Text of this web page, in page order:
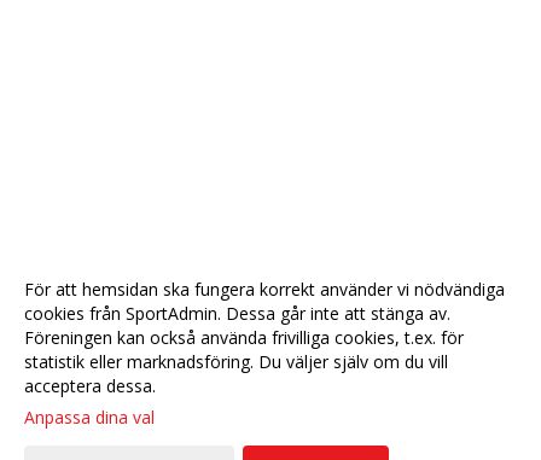
För att hemsidan ska fungera korrekt använder vi nödvändiga
cookies från SportAdmin. Dessa går inte att stänga av.
Föreningen kan också använda frivilliga cookies, t.ex. för
statistik eller marknadsföring. Du väljer själv om du vill
acceptera dessa.
Anpassa dina val